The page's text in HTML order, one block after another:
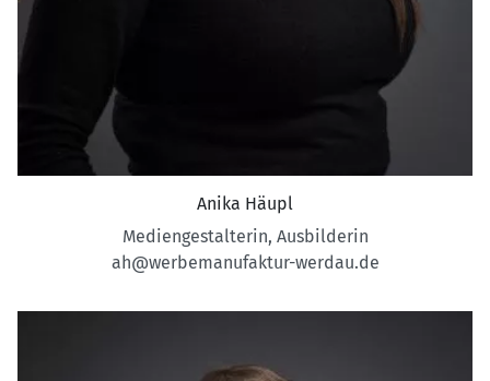
Anika Häupl
Mediengestalterin, Ausbilderin
ah@werbemanufaktur-werdau.de